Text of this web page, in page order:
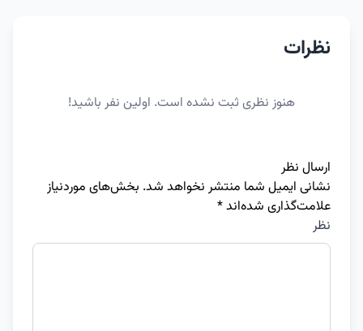
نظرات
هنوز نظری ثبت نشده است. اولین نفر باشید!
ارسال نظر
نشانی ایمیل شما منتشر نخواهد شد. بخش‌های موردنیاز
علامت‌گذاری شده‌اند*
نظر